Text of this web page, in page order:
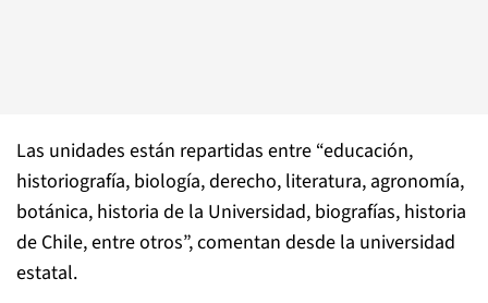
Las unidades están repartidas entre “educación,
historiografía, biología, derecho, literatura, agronomía,
botánica, historia de la Universidad, biografías, historia
de Chile, entre otros”, comentan desde la universidad
estatal.